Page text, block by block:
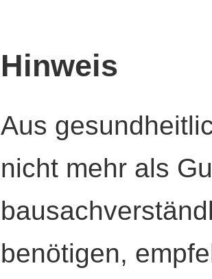
Hinweis
Aus
nicht mehr als
benötigen,